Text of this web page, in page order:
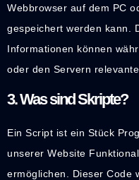
Webbrowser auf dem PC
gespeichert werden kann.
Informationen können
oder den Servern
3. Was sind Skripte?
Ein Script ist ein Stück
unserer Website
ermöglichen. Dieser Code